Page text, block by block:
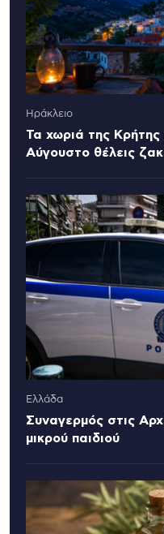
Ηράκλειο
Τα χωριά της Κρήτης
Αύγουστο θέλεις
Ελλάδα
Συναγερμός στις
μικρού παιδιού